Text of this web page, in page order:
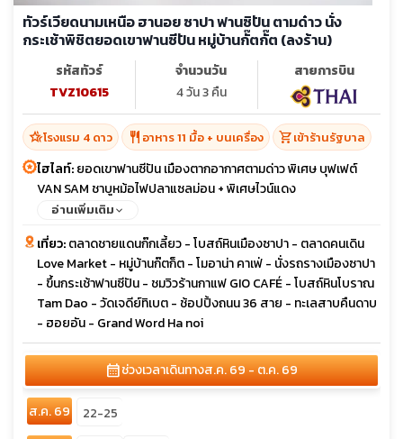
ทัวร์เวียดนามเหนือ ฮานอย ซาปา ฟานซิปัน ตามด๋าว นั่ง
กระเช้าพิชิตยอดเขาฟานซีปัน หมู่บ้านกั๊ตกั๊ต (ลงร้าน)
รหัสทัวร์
TVZ10615
จำนวนวัน
4 วัน 3 คืน
สายการบิน
hotel_classโรงแรม 4 ดาว restaurant อาหาร 11 มื้อ + บนเครื่อง shopping_cartเข้าร้านรัฐบาล
ไฮไลท์:ยอดเขาฟานซีปัน เมืองตากอากาศตามด่าว พิเศษ บุฟเฟต์
VAN SAM ชาบูหม้อไฟปลาแซลม่อน + พิเศษไวน์แดง
อ่านเพิ่มเติม
เที่ยว:ตลาดชายแดนก๊กเลี้ยว - โบสถ์หินเมืองซาปา - ตลาดคนเดิน
Love Market - หมู่บ้านก๊ตก็ต - โมอาน่า คาเฟ่ - นั่งรถรางเมืองซาปา
- ขึ้นกระเช้าฟานซีปัน - ชมวิวร้านกาแฟ GIO CAFÉ - โบสถ์หินโบราณ
Tam Dao - วัดเจดีย์ทิเบต - ช้อปปิ้งถนน 36 สาย - ทะเลสาบคืนดาบ
- ฮอยอัน - Grand Word Ha noi
calendar_monthช่วงเวลาเดินทางส.ค. 69 - ต.ค. 69
ส.ค. 69
22-25